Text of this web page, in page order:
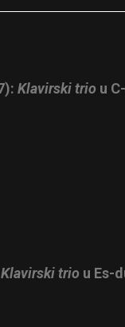
Klavirski trio u
Klavirski trio u Es-